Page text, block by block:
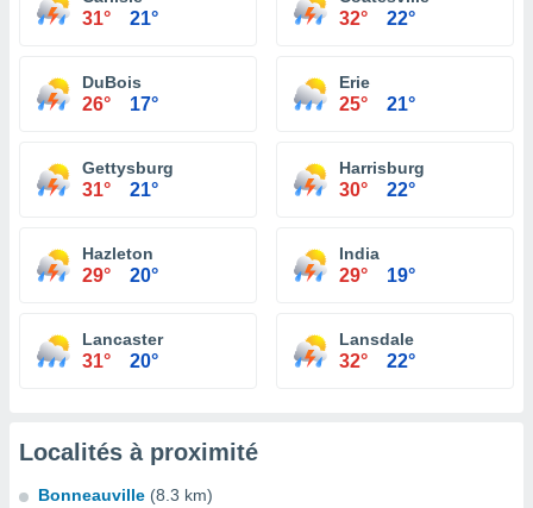
31° 21° 32° 22°
DuBois
26° 17°
Erie
25° 21°
Gettysburg
31° 21°
Harrisburg
30° 22°
Hazleton
29° 20°
India
29° 19°
Lancaster
31° 20°
Lansdale
32° 22°
Localités à proximité
Bonneauville (8.3 km)